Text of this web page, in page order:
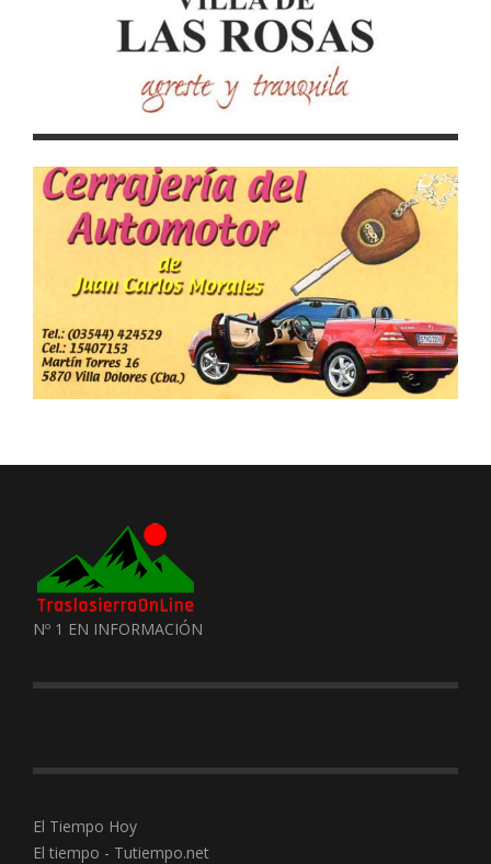
Nº 1 EN INFORMACIÓN
El Tiempo Hoy
El tiempo - Tutiempo.net